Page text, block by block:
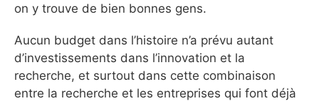
on y trouve de bien bonnes gens.
Aucun budget dans l’histoire n’a prévu autant
d’investissements dans l’innovation et la
recherche, et surtout dans cette combinaison
entre la recherche et les entreprises qui font déjà